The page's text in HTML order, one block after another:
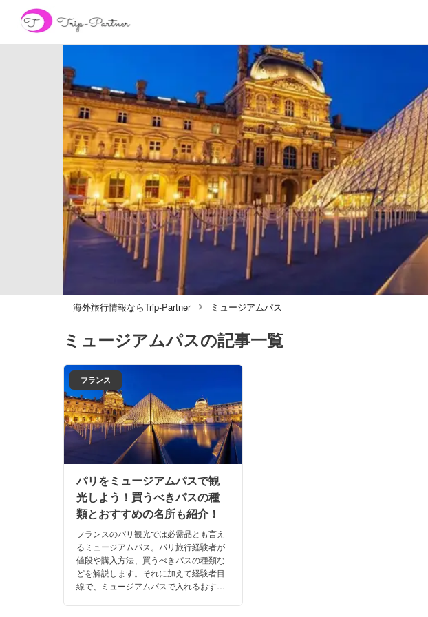
海外旅行情報ならTrip-Partner ミュージアムパス
ミュージアムパスの記事一覧
フランス
パリをミュージアムパスで観
光しよう！買うべきパスの種
類とおすすめの名所も紹介！
フランスのパリ観光では必需品とも言え
るミュージアムパス。パリ旅行経験者が
値段や購入方法、買うべきパスの種類な
どを解説します。それに加えて経験者目
線で、ミュージアムパスで入れるおすす